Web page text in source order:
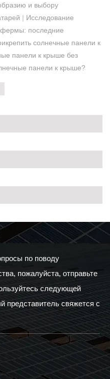
и выбору
| Исследование
фермы: последние
солнечные панели к
панели к крыше без
панели к крыше?
по поводу
пожалуйста, отправьте
следующей
представитель свяжется с